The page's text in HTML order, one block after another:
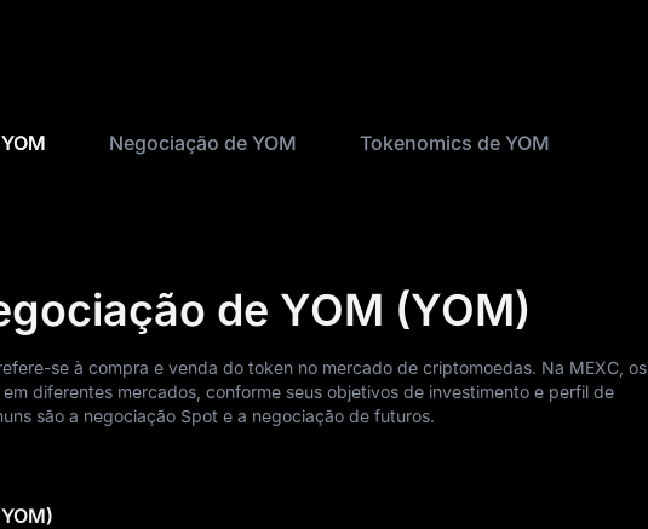
Negociação de YOM Tokenomics de YOM
de YOM (YOM)
se à compra e venda do token no mercado de criptomoedas. Na MEXC, os
diferentes mercados, conforme seus objetivos de investimento e perfil de
são a negociação Spot e a negociação de futuros.